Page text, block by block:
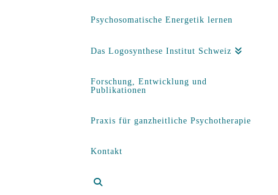
Psychosomatische Energetik lernen
Das Logosynthese Institut Schweiz
Forschung, Entwicklung und
Publikationen
Praxis für ganzheitliche Psychotherapie
Kontakt